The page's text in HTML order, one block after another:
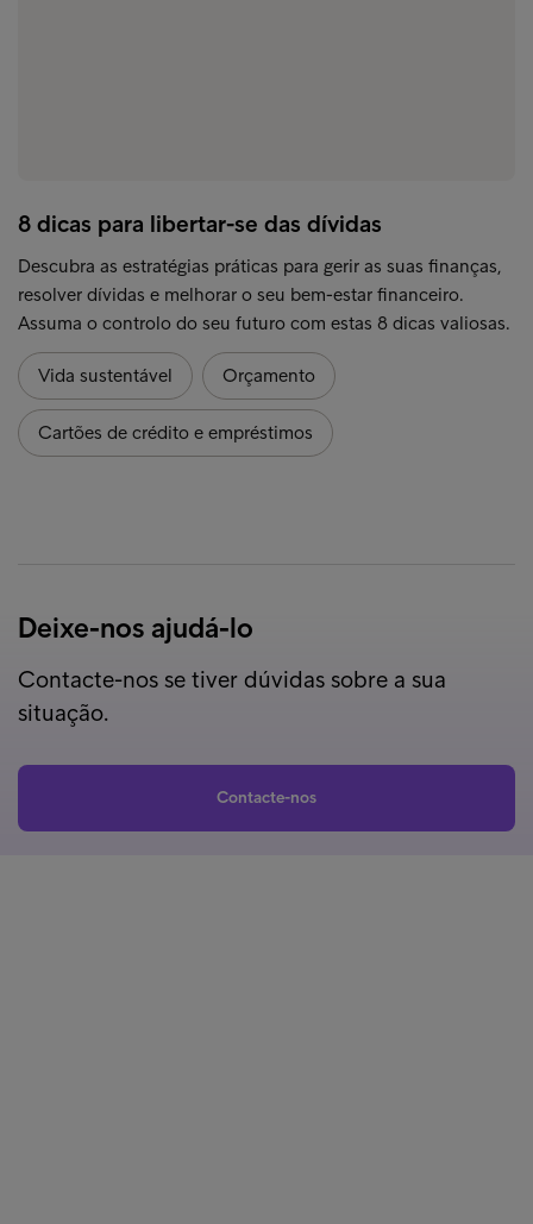
8 dicas para libertar-se das dívidas
Descubra as estratégias práticas para gerir as suas finanças,
resolver dívidas e melhorar o seu bem-estar financeiro.
Assuma o controlo do seu futuro com estas 8 dicas valiosas.
Vida sustentável Orçamento
Cartões de crédito e empréstimos
Deixe-nos ajudá-lo
Contacte-nos se tiver dúvidas sobre a sua
situação.
Contacte-nos